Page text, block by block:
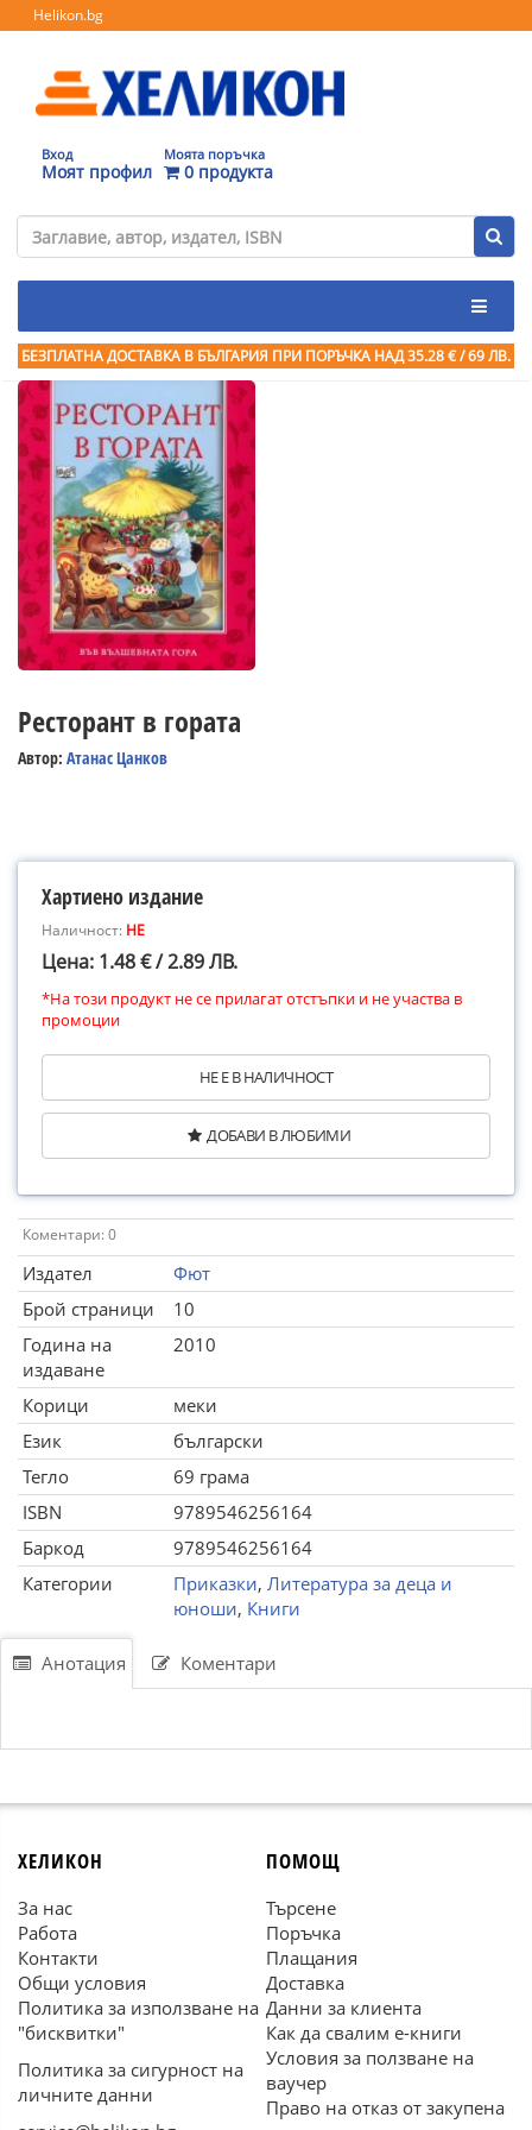
Helikon.bg
Вход
Моят профил
Моята поръчка
0 продукта
БЕЗПЛАТНА ДОСТАВКА В БЪЛГАРИЯ ПРИ ПОРЪЧКА НАД 35.28 € / 69 ЛВ.
Ресторант в гората
Автор: Атанас Цанков
Хартиено издание
Наличност: НЕ
Цена: 1.48 € / 2.89 ЛВ.
*На този продукт не се прилагат отстъпки и не участва в
промоции
НЕ Е В НАЛИЧНОСТ
ДОБАВИ В ЛЮБИМИ
Коментари: 0
Издател
Фют
Брой страници
10
Година на
издаване
2010
Корици
меки
Език
български
Тегло
69 грама
ISBN
9789546256164
Баркод
9789546256164
Категории
Приказки, Литература за деца и
юноши, Книги
Анотация Коментари
ХЕЛИКОН
За нас
Работа
Контакти
Общи условия
Политика за използване на
"бисквитки"
Политика за сигурност на
личните данни
ПОМОЩ
Търсене
Поръчка
Плащания
Доставка
Данни за клиента
Как да свалим е-книги
Условия за ползване на
ваучер
Право на отказ от закупена